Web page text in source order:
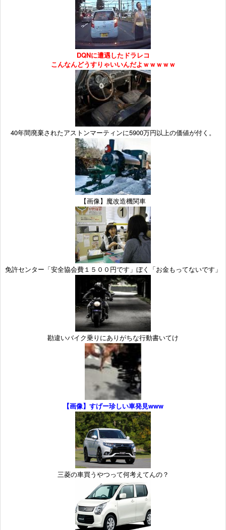
DQNに遭遇したドラレコ
こんなんどうすりゃいいんだよｗｗｗｗｗ
40年間廃棄されたアストンマーティンに5900万円以上の価値が付く。
【画像】魔改造機関車
免許センター「安全協会費１５００円です」ぼく「お金もってないです」
勘違いバイク乗りにありがちな行動書いてけ
【画像】すげー珍しい車発見www
三菱の車買うやつって何考えてんの？